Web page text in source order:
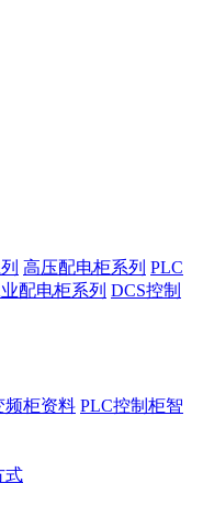
高压配电柜系列 PLC
配电柜系列 DCS控制
频柜资料 PLC控制柜智
式